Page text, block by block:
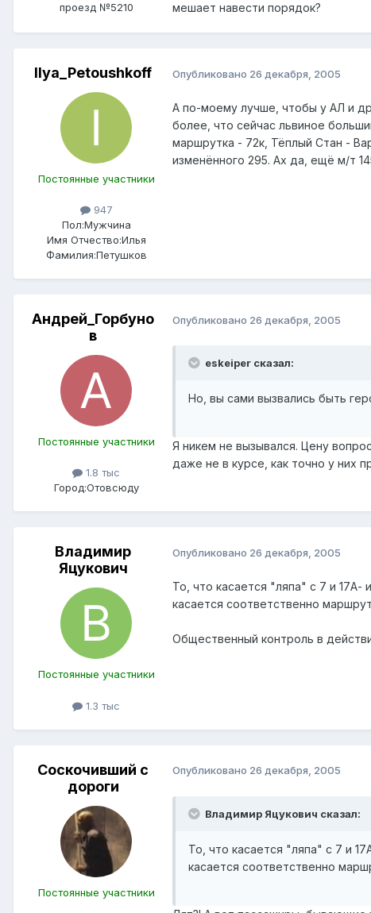
проезд №5210
мешает навести порядок?
Ilya_Petoushkoff
Постоянные участники
947
Пол:Мужчина
Имя Отчество:Илья
Фамилия:Петушков
Опубликовано 26 декабря, 2005
А по-моему лучше, чтобы у АЛ и
более, что сейчас львиное
маршрутка - 72к, Тёплый Стан -
изменённого 295. Ах да, ещё м/т
Андрей_Горбуно
в
Постоянные участники
1.8 тыс
Город:Отовсюду
Опубликовано 26 декабря, 2005
eskeiper сказал:
Но, вы сами вызвались быть
Я никем не вызывался. Цену
даже не в курсе, как точно у них
Владимир
Яцукович
Постоянные участники
1.3 тыс
Опубликовано 26 декабря, 2005
То, что касается "ляпа" с 7 и
касается соответственно
Общественный контроль в
Соскочивший с
дороги
Постоянные участники
Опубликовано 26 декабря, 2005
Владимир Яцукович сказал:
То, что касается "ляпа" с 7 и
касается соответственно